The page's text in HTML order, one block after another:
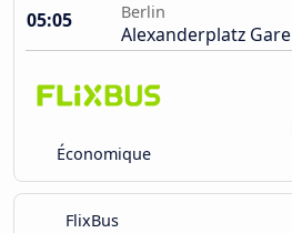
05:05
Berlin
Alexanderplatz Gare
Économique
FlixBus